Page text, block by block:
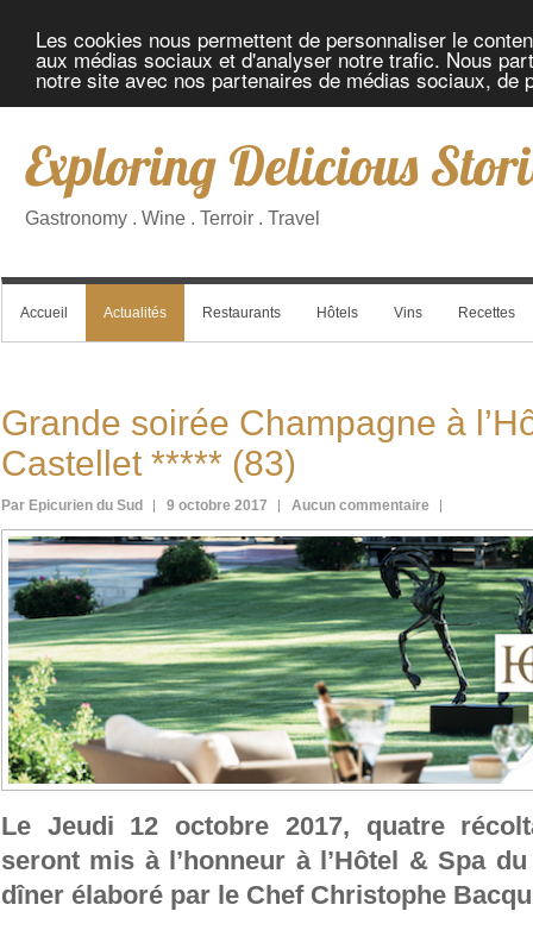
Les cookies nous permettent de personnaliser le
aux médias sociaux et d'analyser notre trafic. Nous
notre site avec nos partenaires de médias sociaux, de
Exploring Delicious
Gastronomy . Wine . Terroir . Travel
Accueil Actualités Restaurants Hôtels Vins Recettes
Grande soirée Champagne à
Castellet ***** (83)
Par Epicurien du Sud 9 octobre 2017 Aucun commentaire
Le Jeudi 12 octobre 2017, quatre
seront mis à l’honneur à l’Hôtel & Spa
dîner élaboré par le Chef Christophe